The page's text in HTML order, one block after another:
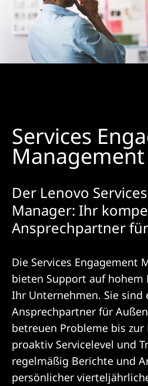
Services
Management
Der Lenovo
Manager: Ihr
Ansprechpartner
Die Services Engagement
bieten Support auf hohem
Ihr Unternehmen. Sie sind
Ansprechpartner für
betreuen Probleme bis zur
proaktiv Servicelevel und
regelmäßig Berichte und
persönlicher